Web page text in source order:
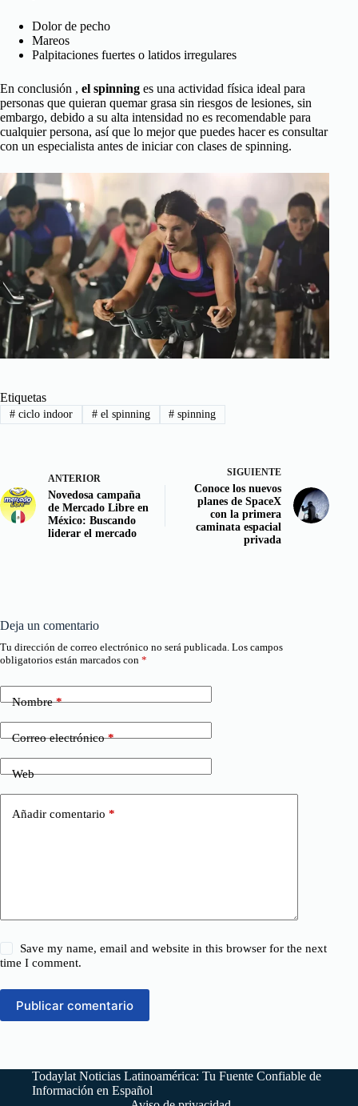
Dolor de pecho
Mareos
Palpitaciones fuertes o latidos irregulares
En conclusión , el spinning es una actividad física ideal para
personas que quieran quemar grasa sin riesgos de lesiones, sin
embargo, debido a su alta intensidad no es recomendable para
cualquier persona, así que lo mejor que puedes hacer es consultar
con un especialista antes de iniciar con clases de spinning.
Etiquetas
#ciclo indoor #el spinning # spinning
ANTERIOR
Novedosa campaña
de Mercado Libre en
México: Buscando
liderar el mercado
SIGUIENTE
Conoce los nuevos
planes de SpaceX
con la primera
caminata espacial
privada
Deja un comentario
Tu dirección de correo electrónico no será publicada. Los campos
obligatorios están marcados con *
Nombre*
Correo electrónico*
Web
Añadir comentario *
Save my name, email and website in this browser for the next
time I comment.
Publicar comentario
Todaylat Noticias Latinoamérica: Tu Fuente Confiable de
Información en Español